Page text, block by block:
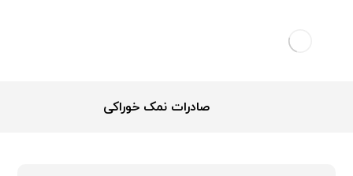
صادرات نمک خوراکی